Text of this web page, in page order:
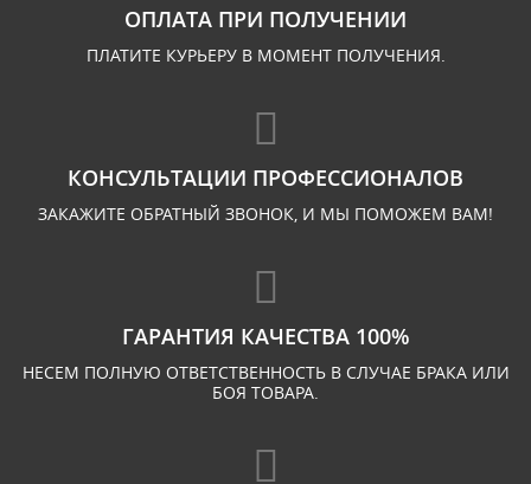
ОПЛАТА ПРИ ПОЛУЧЕНИИ
ПЛАТИТЕ КУРЬЕРУ В МОМЕНТ ПОЛУЧЕНИЯ.
КОНСУЛЬТАЦИИ ПРОФЕССИОНАЛОВ
ЗАКАЖИТЕ ОБРАТНЫЙ ЗВОНОК, И МЫ ПОМОЖЕМ ВАМ!
ГАРАНТИЯ КАЧЕСТВА 100%
НЕСЕМ ПОЛНУЮ ОТВЕТСТВЕННОСТЬ В СЛУЧАЕ БРАКА ИЛИ
БОЯ ТОВАРА.